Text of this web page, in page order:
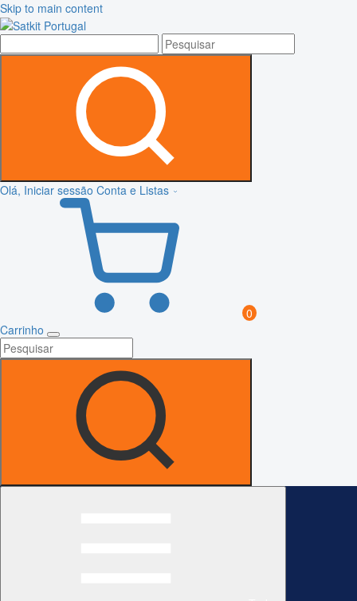
Skip to main content
Olá, Iniciar sessão Conta e Listas
0
Carrinho